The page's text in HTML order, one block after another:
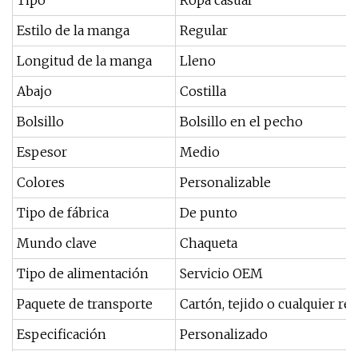
Estilo de la manga
Regular
Longitud de la manga
Lleno
Abajo
Costilla
Bolsillo
Bolsillo en el pecho
Espesor
Medio
Colores
Personalizable
Tipo de fábrica
De punto
Mundo clave
Chaqueta
Tipo de alimentación
Servicio OEM
Paquete de transporte
Cartón, tejido o cualquier
Especificación
Personalizado